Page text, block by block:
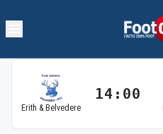
Erith & Belvedere
14:00